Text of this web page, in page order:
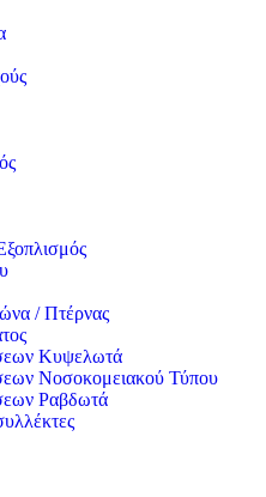
/ Πτέρνας
Κυψελωτά
Νοσοκομειακού Τύπου
Ραβδωτά